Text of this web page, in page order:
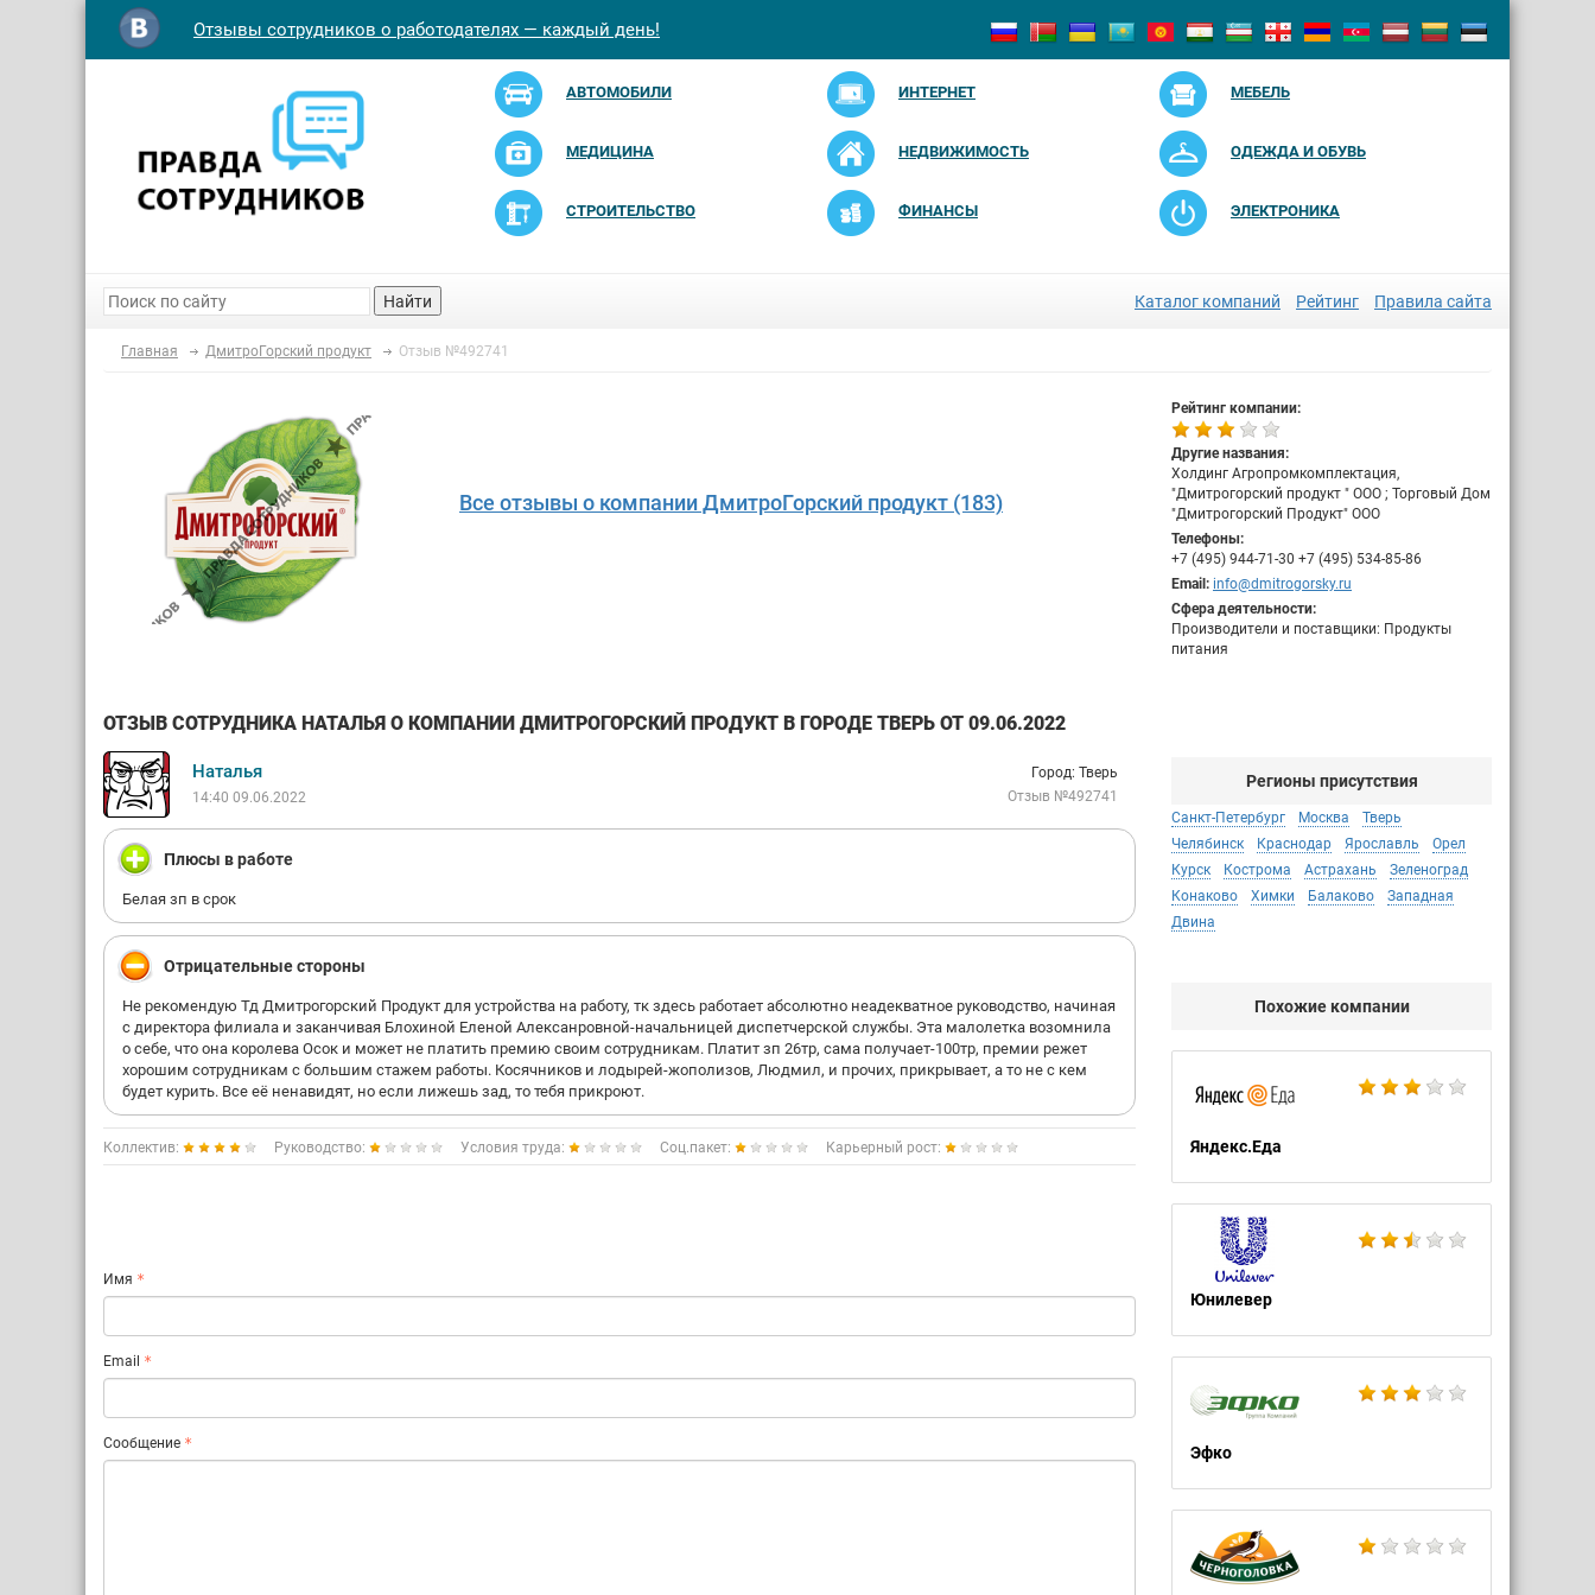
Отзывы сотрудников о работодателях — каждый день!
АВТОМОБИЛИ ИНТЕРНЕТ МЕБЕЛЬ
МЕДИЦИНА НЕДВИЖИМОСТЬ ОДЕЖДА И ОБУВЬ
СТРОИТЕЛЬСТВО ФИНАНСЫ ЭЛЕКТРОНИКА
Найти Каталог компаний Рейтинг Правила сайта
Главная ДмитроГорский продукт Отзыв №492741
Все отзывы о компании ДмитроГорский продукт (183)
Рейтинг компании:
Другие названия:
Холдинг Агропромкомплектация,
"Дмитрогорский продукт " ООО ; Торговый Дом
"Дмитрогорский Продукт" ООО
Телефоны:
+7 (495) 944-71-30 +7 (495) 534-85-86
Email: info@dmitrogorsky.ru
Сфера деятельности:
Производители и поставщики: Продукты
питания
ОТЗЫВ СОТРУДНИКА НАТАЛЬЯ О КОМПАНИИ ДМИТРОГОРСКИЙ ПРОДУКТ В ГОРОДЕ ТВЕРЬ ОТ 09.06.2022
Наталья
14:40 09.06.2022
Город: Тверь
Отзыв №492741
Плюсы в работе
Белая зп в срок
Отрицательные стороны
Не рекомендую Тд Дмитрогорский Продукт для устройства на работу, тк здесь работает абсолютно неадекватное руководство, начиная
с директора филиала и заканчивая Блохиной Еленой Алексанровной-начальницей диспетчерской службы. Эта малолетка возомнила
о себе, что она королева Осок и может не платить премию своим сотрудникам. Платит зп 26тр, сама получает-100тр, премии режет
хорошим сотрудникам с большим стажем работы. Косячников и лодырей-жополизов, Людмил, и прочих, прикрывает, а то не с кем
будет курить. Все её ненавидят, но если лижешь зад, то тебя прикроют.
Коллектив: Руководство: Условия труда: Соц.пакет: Карьерный рост:
Имя
Email
Сообщение
Регионы присутствия
Санкт-Петербург Москва
Тверь
Челябинск
Краснодар Ярославль
Орел
Курск
Кострома Астрахань
Зеленоград
Конаково
Химки Балаково
Западная
Двина
Похожие компании
Яндекс.Еда
Юнилевер
Эфко